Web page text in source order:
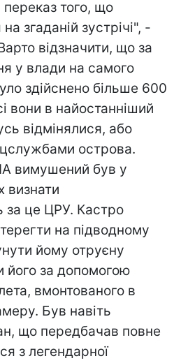
переказ того, що
згаданій зустрічі", -
відзначити, що за
у влади на самого
здійснено більше 600
вони в найостанніший
відмінялися, або
острова.
вимушений був у
визнати
за це ЦРУ. Кастро
на підводному
йому отруєну
його за допомогою
вмонтованого в
Був навіть
що передбачав повне
з легендарної